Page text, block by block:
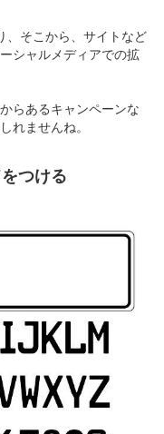
、そこから、サイトなど
シャルメディアでの拡
らあるキャンペーンな
れませんね。
つける